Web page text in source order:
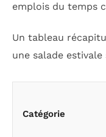
emplois du temps
Un tableau
une salade
Catégorie